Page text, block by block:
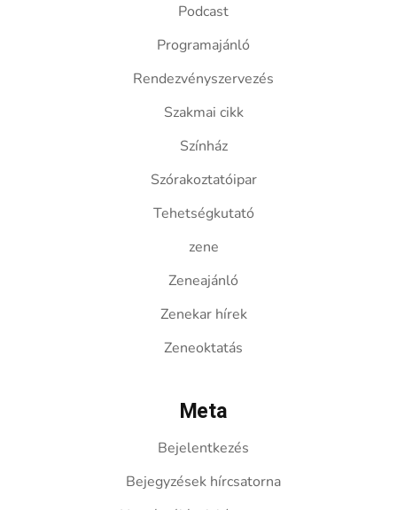
Podcast
Programajánló
Rendezvényszervezés
Szakmai cikk
Színház
Szórakoztatóipar
Tehetségkutató
zene
Zeneajánló
Zenekar hírek
Zeneoktatás
Meta
Bejelentkezés
Bejegyzések hírcsatorna